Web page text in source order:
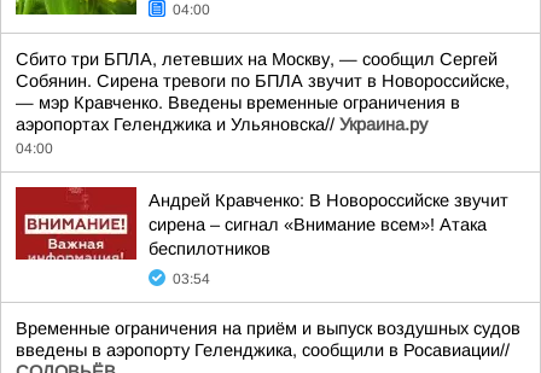
04:00
Сбито три БПЛА, летевших на Москву, — сообщил Сергей
Собянин. Сирена тревоги по БПЛА звучит в Новороссийске,
— мэр Кравченко. Введены временные ограничения в
аэропортах Геленджика и Ульяновска// Украина.ру
04:00
Андрей Кравченко: В Новороссийске звучит
сирена – сигнал «Внимание всем»! Атака
беспилотников
03:54
Временные ограничения на приём и выпуск воздушных судов
введены в аэропорту Геленджика, сообщили в Росавиации//